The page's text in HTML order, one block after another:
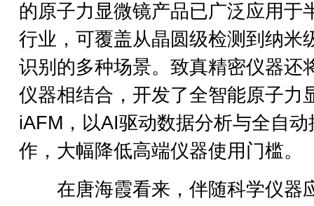
的原子力显微镜产品已广泛应用于
行业，可覆盖从晶圆级检测到纳米
识别的多种场景。致真精密仪器还
仪器相结合，开发了全智能原子力
iAFM，以AI驱动数据分析与全自动
作，大幅降低高端仪器使用门槛。
在唐海霞看来，伴随科学仪器